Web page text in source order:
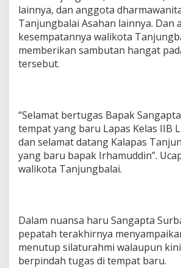
lainnya, dan anggota
Tanjungbalai Asahan lainnya. Dan
kesempatannya walikota
memberikan sambutan hangat
tersebut.
“Selamat bertugas Bapak
tempat yang baru Lapas Kelas IIB
dan selamat datang Kalapas
yang baru bapak Irhamuddin”.
walikota Tanjungbalai.
Dalam nuansa haru Sangapta
pepatah terakhirnya
menutup silaturahmi walaupun
berpindah tugas di tempat baru.